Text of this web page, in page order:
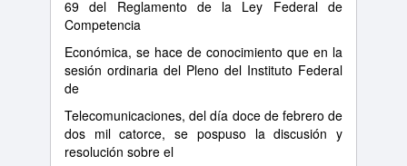
69 del Reglamento de la Ley Federal de
Competencia
Económica, se hace de conocimiento que en la
sesión ordinaria del Pleno del Instituto Federal
de
Telecomunicaciones, del día doce de febrero de
dos mil catorce, se pospuso la discusión y
resolución sobre el